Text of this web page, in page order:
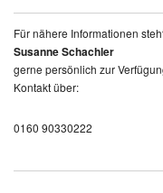
Für nähere Informationen
Susanne Schachler
gerne persönlich zur
Kontakt über:
0160 90330222